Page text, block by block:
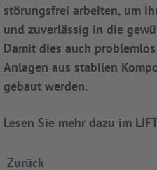
störungsfrei arbeiten, um
und zuverlässig in die
Damit dies auch
Anlagen aus stabilen
gebaut werden.
Lesen Sie mehr dazu im
Zurück